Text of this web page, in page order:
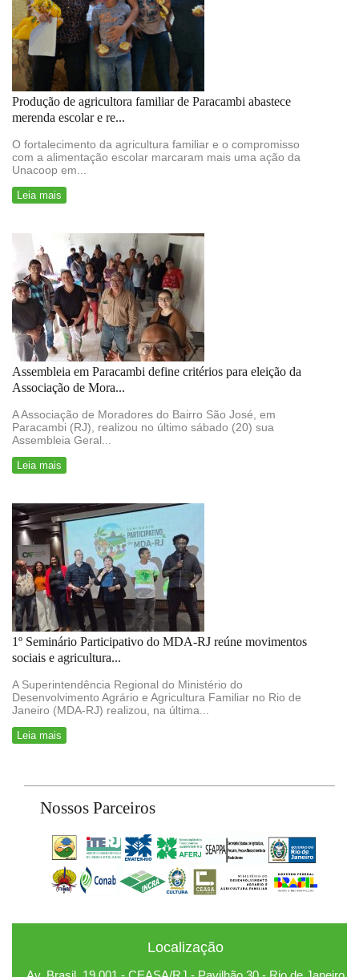
Produção de agricultora familiar de Paracambi abastece
merenda escolar e re...
O fortalecimento da agricultura familiar e o compromisso
com a alimentação escolar marcaram mais uma ação da
Unacoop em...
Leia mais
Assembleia em Paracambi define critérios para eleição da
Associação de Mora...
A Associação de Moradores do Bairro São José, em
Paracambi (RJ), realizou no último sábado (20) sua
Assembleia Geral...
Leia mais
1º Seminário Participativo do MDA-RJ reúne movimentos
sociais e agricultura...
A Superintendência Regional do Ministério do
Desenvolvimento Agrário e Agricultura Familiar no Rio de
Janeiro (MDA-RJ) realizou, na última...
Leia mais
Nossos Parceiros
Localização